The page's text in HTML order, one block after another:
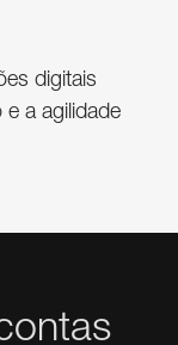
digitais
a agilidade